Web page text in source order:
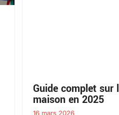
Guide complet sur
maison en 2025
16 mars 2026